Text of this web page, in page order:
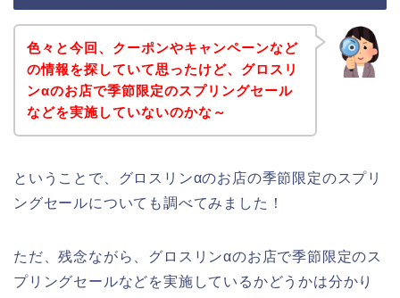
色々と今回、クーポンやキャンペーンなど
の情報を探していて思ったけど、グロスリ
ンαのお店で季節限定のスプリングセール
などを実施していないのかな～
ということで、グロスリンαのお店の季節限定のスプリ
ングセールについても調べてみました！
ただ、残念ながら、グロスリンαのお店で季節限定のス
プリングセールなどを実施しているかどうかは分かり